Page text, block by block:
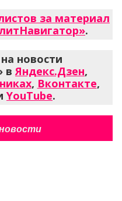
за материал
.
новости
в Яндекс.Дзен,
, Вконтакте,
YouTube.